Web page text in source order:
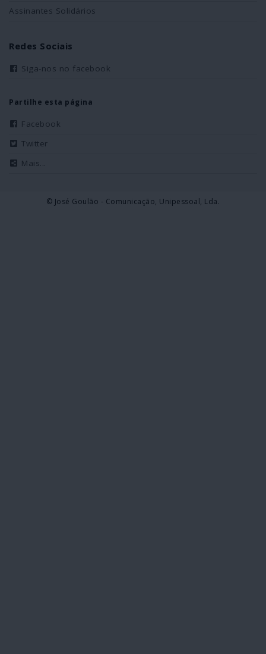
Assinantes Solidários
Redes Sociais
Siga-nos no facebook
Partilhe esta página
Facebook
Twitter
Mais...
© José Goulão - Comunicação, Unipessoal, Lda.